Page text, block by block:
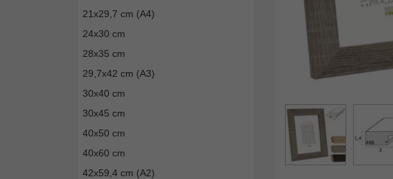
21x29,7 cm (A4)
24x30 cm
28x35 cm
29,7x42 cm (A3)
30x40 cm
30x45 cm
40x50 cm
40x60 cm
42x59,4 cm (A2)